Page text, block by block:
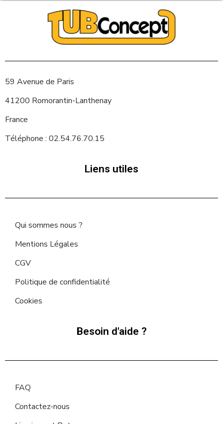
59 Avenue de Paris
41200 Romorantin-Lanthenay
France
Téléphone : 02.54.76.70.15
Liens utiles
Qui sommes nous ?
Mentions Légales
CGV
Politique de confidentialité
Cookies
Besoin d'aide ?
FAQ
Contactez-nous